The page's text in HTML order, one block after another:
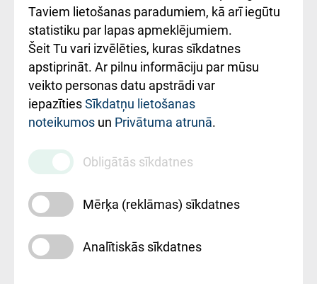
Rēķinu apmaksas
ceļvedis
Rekvizīti un
ārstniecības
iestādes kods
010000234
Maksas
pakalpojumu
cenrādis
Taviem lietošanas paradumiem, kā arī iegūtu
statistiku par lapas apmeklējumiem.
Šeit Tu vari izvēlēties, kuras sīkdatnes
apstiprināt. Ar pilnu informāciju par mūsu
veikto personas datu apstrādi var
iepazītiesSīkdatņu lietošanas
noteikumos un Privātuma atrunā.
Obligātās sīkdatnes
Mērķa (reklāmas) sīkdatnes
Analītiskās sīkdatnes